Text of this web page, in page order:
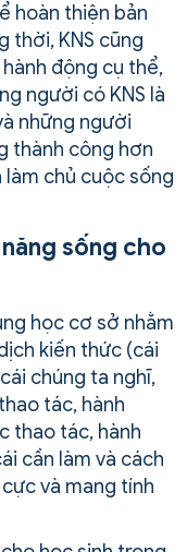
hoàn thiện bản
thời, KNS cũng
động cụ thể,
người có KNS là
những người
thành công hơn
chủ cuộc sống
sống cho
học cơ sở nhằm
kiến thức (cái
chúng ta nghĩ,
tác, hành
thao tác, hành
cần làm và cách
và mang tính